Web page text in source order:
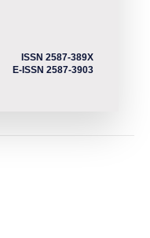
ISSN 2587-389X
E-ISSN 2587-3903